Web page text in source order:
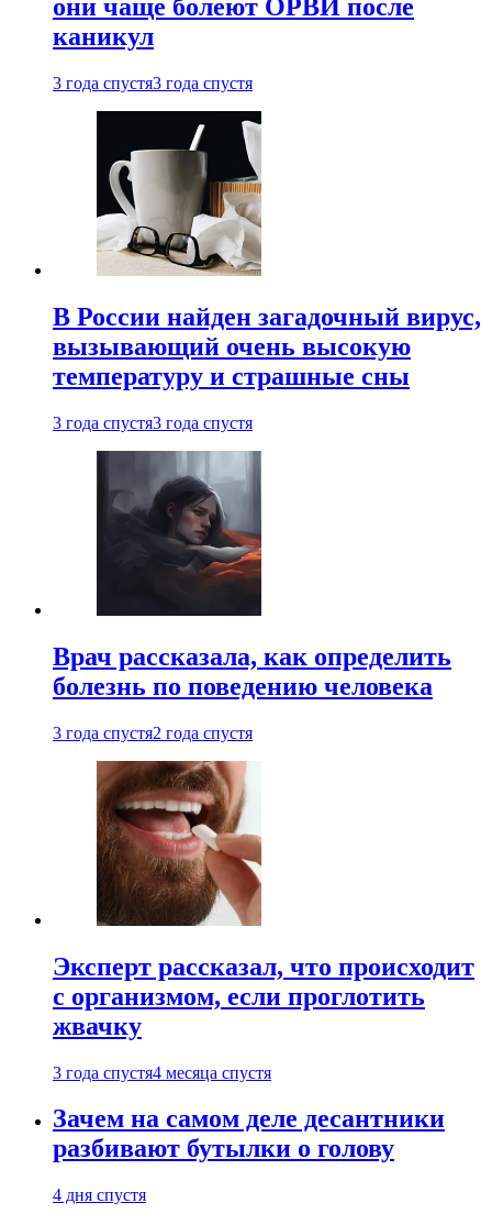
они чаще болеют ОРВИ после
каникул
3 года спустя3 года спустя
В России найден загадочный вирус,
вызывающий очень высокую
температуру и страшные сны
3 года спустя3 года спустя
Врач рассказала, как определить
болезнь по поведению человека
3 года спустя2 года спустя
Эксперт рассказал, что происходит
с организмом, если проглотить
жвачку
3 года спустя4 месяца спустя
Зачем на самом деле десантники
разбивают бутылки о голову
4 дня спустя